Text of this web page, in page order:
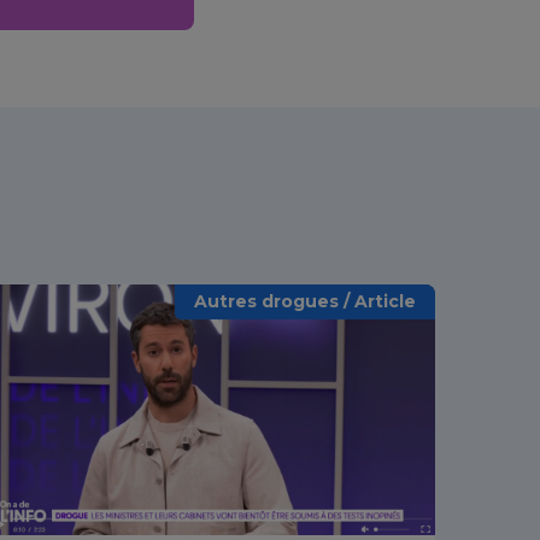
Autres drogues / Article